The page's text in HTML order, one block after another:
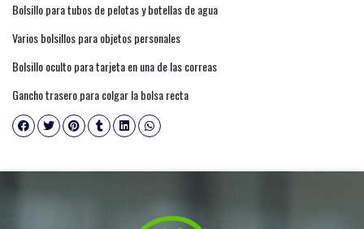
Bolsillo para tubos de pelotas y botellas de agua
Varios bolsillos para objetos personales
Bolsillo oculto para tarjeta en una de las correas
Gancho trasero para colgar la bolsa recta